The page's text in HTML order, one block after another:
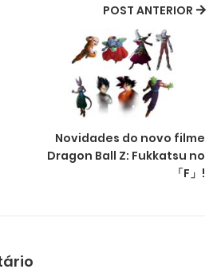
POST ANTERIOR
Novidades do novo filme
Dragon Ball Z: Fukkatsu no
「F」!